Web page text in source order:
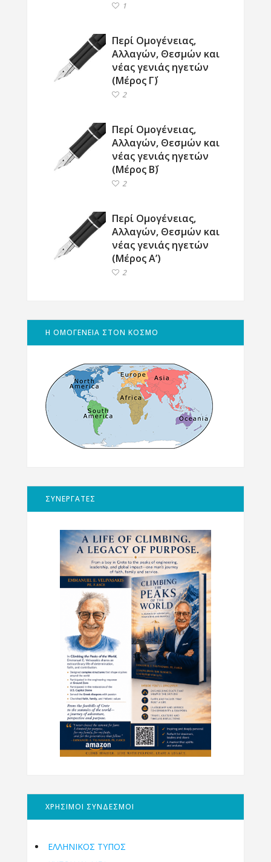
1
Περί Ομογένειας,
Αλλαγών, Θεσμών και
νέας γενιάς ηγετών
(Μέρος Γ΄)
2
Περί Ομογένειας,
Αλλαγών, Θεσμών και
νέας γενιάς ηγετών
(Μέρος Β΄)
2
Περί Ομογένειας,
Αλλαγών, Θεσμών και
νέας γενιάς ηγετών
(Μέρος Α’)
2
Η ΟΜΟΓΕΝΕΙΑ ΣΤΟΝ ΚΟΣΜΟ
ΣΥΝΕΡΓΑΤΕΣ
ΧΡΗΣΙΜΟΙ ΣΥΝΔΕΣΜΟΙ
ΕΛΛΗΝΙΚΟΣ ΤΥΠΟΣ